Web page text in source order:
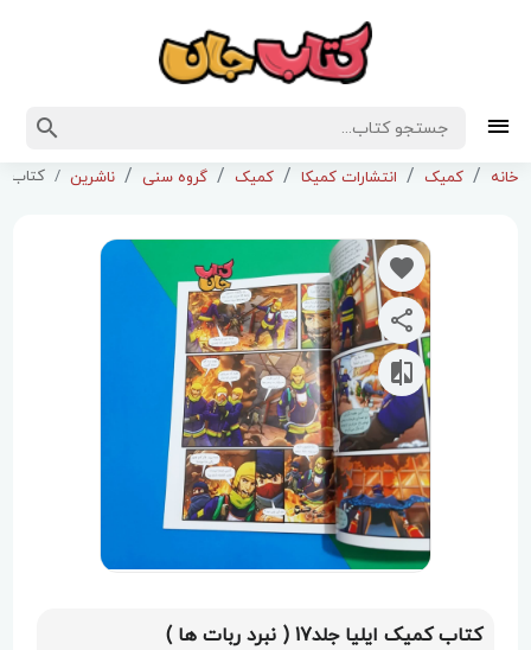
خانه کمیک انتشارات کمیکا کمیک گروه سنی ناشرین کتاب کمیک
کتاب کمیک ایلیا جلد17 ( نبرد ربات ها )